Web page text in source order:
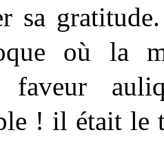
sa
où la
faveur
! il était le